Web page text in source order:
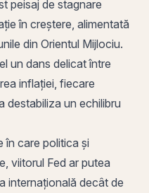
peisaj de stagnare
în creștere, alimentată
din Orientul Mijlociu.
un dans delicat între
inflației, fiecare
destabiliza un echilibru
în care politica și
viitorul Fed ar putea
internațională decât de